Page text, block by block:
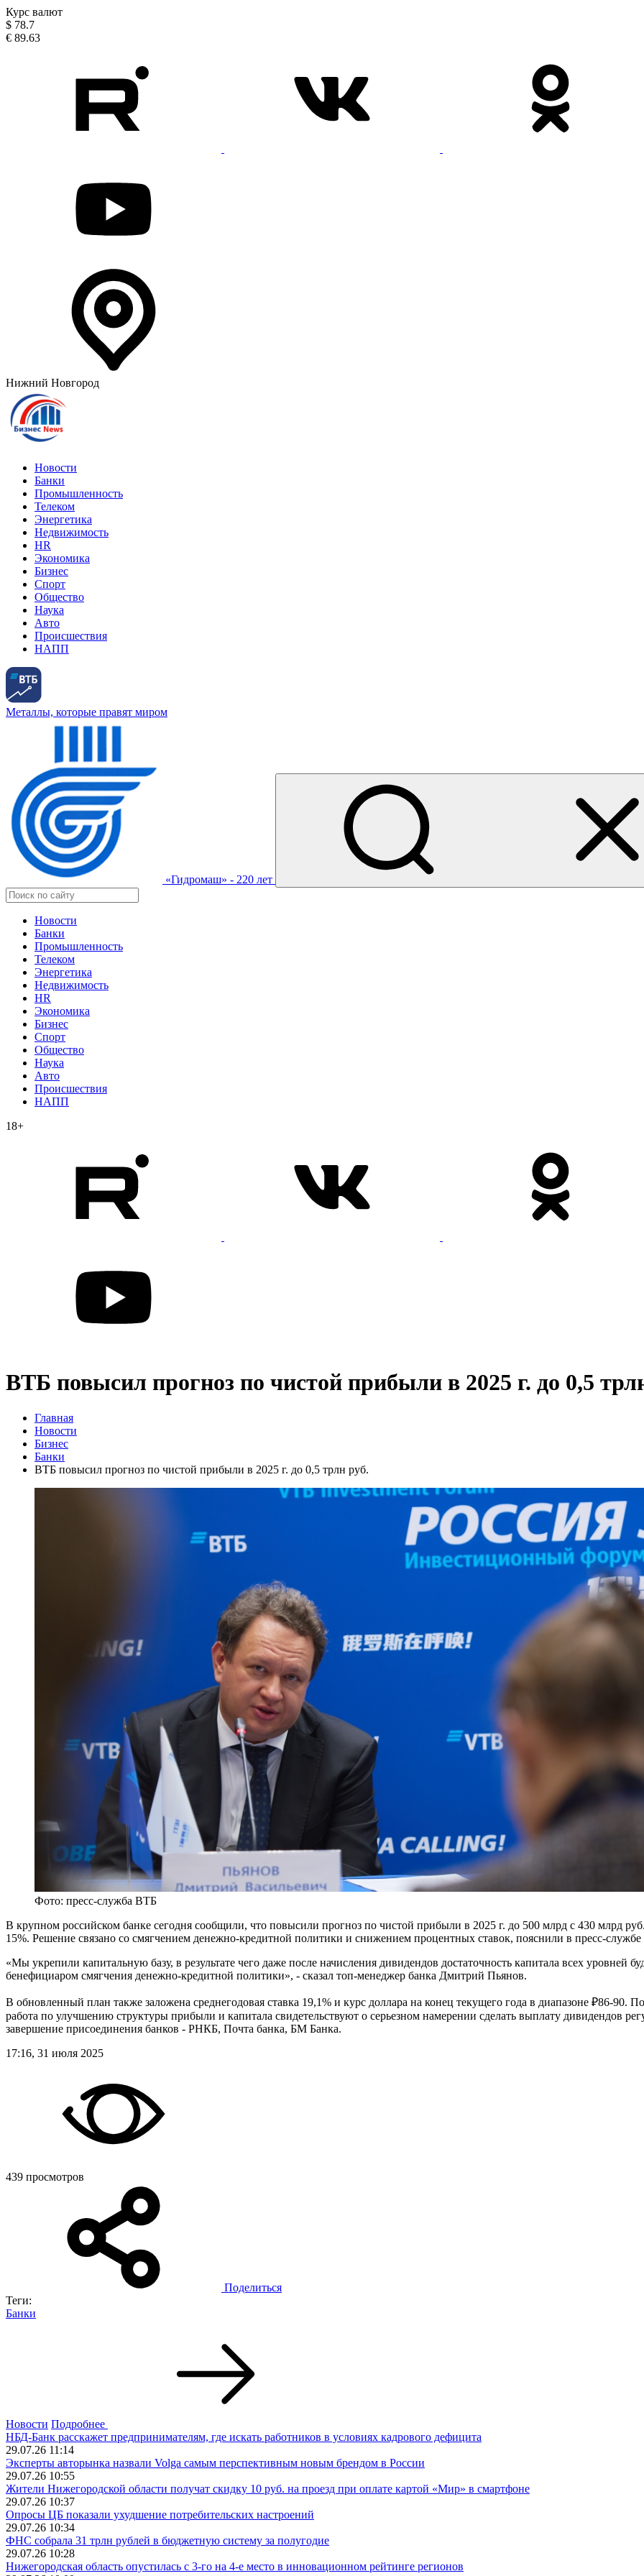
Курс валют
$ 78.7
€ 89.63
Нижний Новгород
Новости
Банки
Промышленность
Телеком
Энергетика
Недвижимость
HR
Экономика
Бизнес
Спорт
Общество
Наука
Авто
Происшествия
НАПП
Металлы, которые правят миром
«Гидромаш» - 220 лет
Новости
Банки
Промышленность
Телеком
Энергетика
Недвижимость
HR
Экономика
Бизнес
Спорт
Общество
Наука
Авто
Происшествия
НАПП
18+
ВТБ повысил прогноз по чистой прибыли в 2025 г. до 0,5
Главная
Новости
Бизнес
Банки
ВТБ повысил прогноз по чистой прибыли в 2025 г. до 0,5 трлн руб.
Фото: пресс-служба ВТБ
В крупном российском банке сегодня сообщили, что повысили прогноз по чистой прибыли в 2025 г. до 500 млрд с 430 млрд
15%. Решение связано со смягчением денежно-кредитной политики и снижением процентных ставок, пояснили в пресс-службе
«Мы укрепили капитальную базу, в результате чего даже после начисления дивидендов достаточность капитала всех уровней
бенефициаром смягчения денежно-кредитной политики», - сказал топ-менеджер банка Дмитрий Пьянов.
В обновленный план также заложена среднегодовая ставка 19,1% и курс доллара на конец текущего года в диапазоне ₽86-90.
работа по улучшению структуры прибыли и капитала свидетельствуют о серьезном намерении сделать выплату дивидендов
завершение присоединения банков - РНКБ, Почта банка, БМ Банка.
17:16, 31 июля 2025
439 просмотров
Поделиться
Теги:
Банки
Новости Подробнее
НБД-Банк расскажет предпринимателям, где искать работников в условиях кадрового дефицита
29.07.26 11:14
Эксперты авторынка назвали Volga самым перспективным новым брендом в России
29.07.26 10:55
Жители Нижегородской области получат скидку 10 руб. на проезд при оплате картой «Мир» в смартфоне
29.07.26 10:37
Опросы ЦБ показали ухудшение потребительских настроений
29.07.26 10:34
ФНС собрала 31 трлн рублей в бюджетную систему за полугодие
29.07.26 10:28
Нижегородская область опустилась с 3-го на 4-е место в инновационном рейтинге регионов